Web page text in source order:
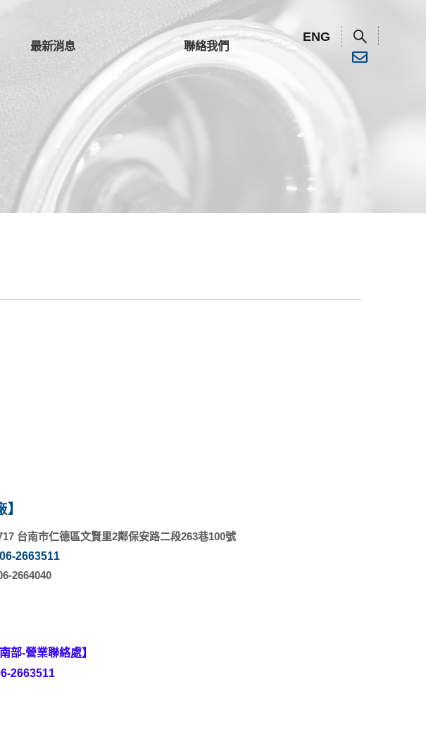
可攜式發電機
塑膠幫浦
電焊發電機
割草機
可攜式發電機
汙水幫浦
電焊發電機
可攜式發電機
割草機
本田引擎系列
最新消息 聯絡我們
ENG
】
台南市仁德區文賢里2鄰保安路二段263巷100號
2663511
2664040
部-營業聯絡處】
2663511